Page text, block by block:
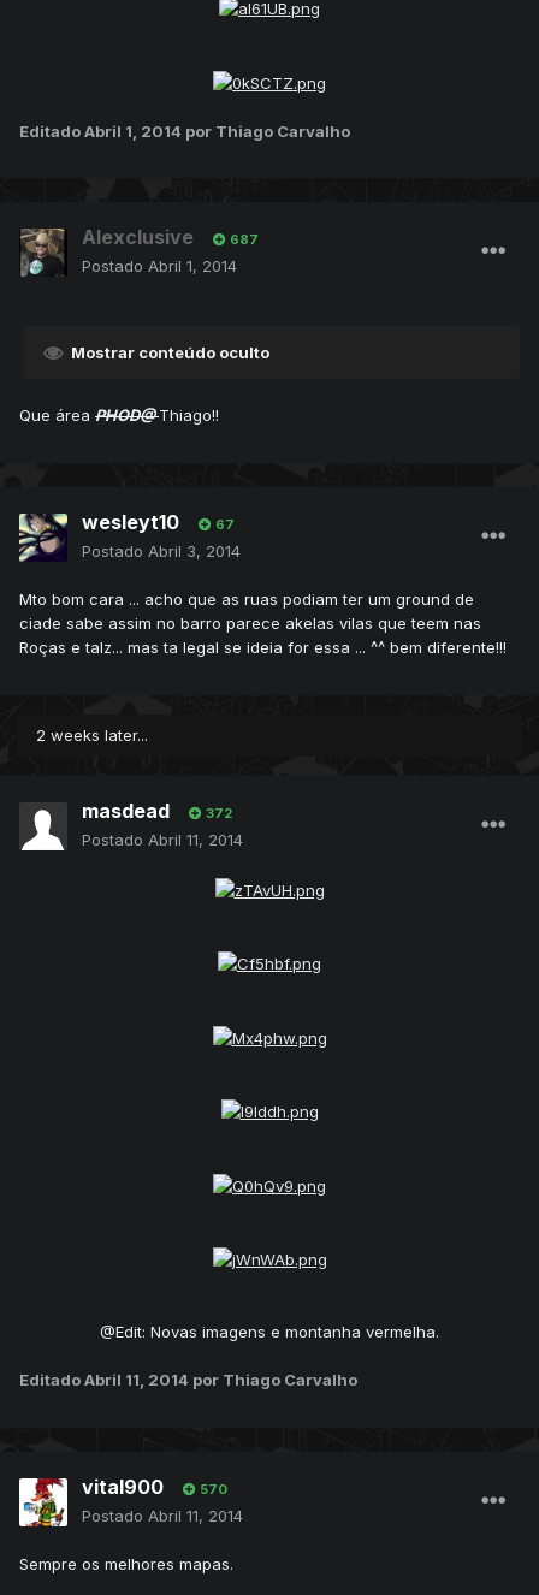
EditadoAbril 1, 2014 por Thiago Carvalho
Alexclusive 687
Postado Abril 1, 2014
Mostrar conteúdo oculto
Que área PHOD@Thiago!!
wesleyt10 67
Postado Abril 3, 2014
Mto bom cara ... acho que as ruas podiam ter um ground de
ciade sabe assim no barro parece akelas vilas que teem nas
Roças e talz... mas ta legal se ideia for essa ... ^^ bem diferente!!!
2 weeks later...
masdead 372
Postado Abril 11, 2014
@Edit: Novas imagens e montanha vermelha.
EditadoAbril 11, 2014 por Thiago Carvalho
vital900 570
Postado Abril 11, 2014
Sempre os melhores mapas.